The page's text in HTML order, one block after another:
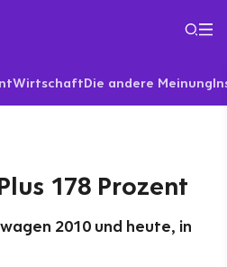
WirtschaftDie andere Meinung
178 Prozent
2010 und heute, in